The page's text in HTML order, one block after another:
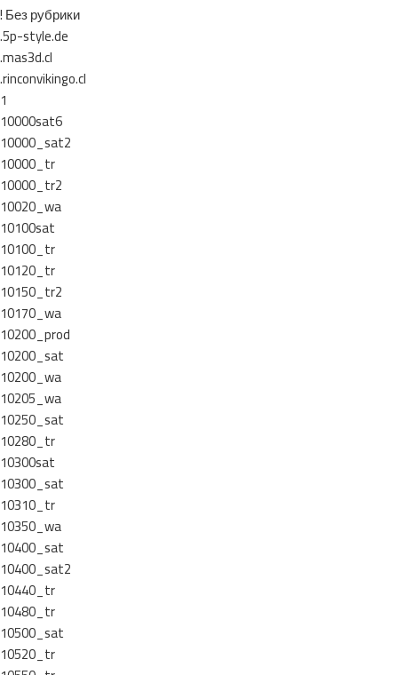
! Без рубрики
.5p-style.de
.mas3d.cl
.rinconvikingo.cl
1
10000sat6
10000_sat2
10000_tr
10000_tr2
10020_wa
10100sat
10100_tr
10120_tr
10150_tr2
10170_wa
10200_prod
10200_sat
10200_wa
10205_wa
10250_sat
10280_tr
10300sat
10300_sat
10310_tr
10350_wa
10400_sat
10400_sat2
10440_tr
10480_tr
10500_sat
10520_tr